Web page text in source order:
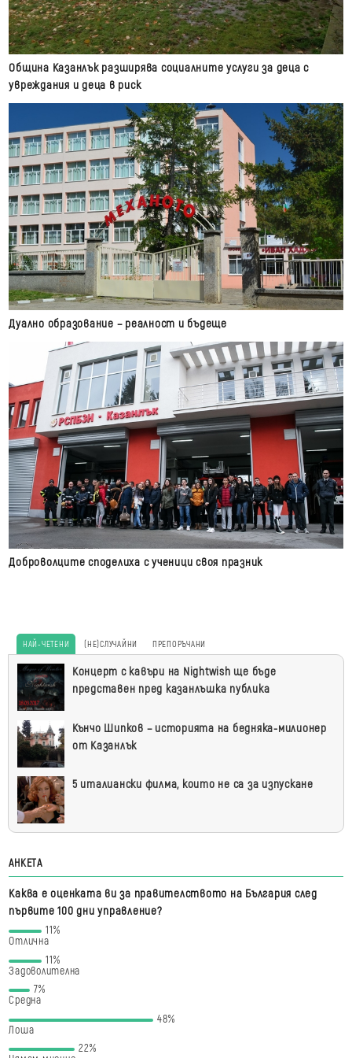
Община Казанлък разширява социалните услуги за деца с
увреждания и деца в риск
Дуално образование – реалност и бъдеще
Доброволците споделиха с ученици своя празник
НАЙ-ЧЕТЕНИ (НЕ)СЛУЧАЙНИ ПРЕПОРЪЧАНИ
Най-
четени
Концерт с кавъри на Nightwish ще бъде
представен пред казанлъшка публика
Кънчо Шипков – историята на бедняка-милионер
от Казанлък
5 италиански филма, които не са за изпускане
АНКЕТА
Каква е оценката ви за правителството на България след
първите 100 дни управление?
11%
Отлична
11%
Задоволителна
7%
Средна
48%
Лоша
22%